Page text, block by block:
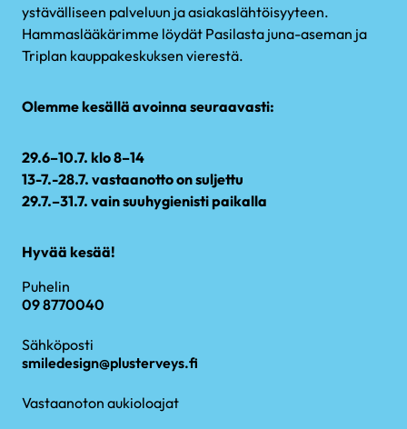
ystävälliseen palveluun ja asiakaslähtöisyyteen.
Hammaslääkärimme löydät Pasilasta juna-aseman ja
Triplan kauppakeskuksen vierestä.
Olemme kesällä avoinna seuraavasti:
29.6–10.7. klo 8–14
13-7.-28.7. vastaanotto on suljettu
29.7.–31.7. vain suuhygienisti paikalla
Hyvää kesää!
Puhelin
09 8770040
Sähköposti
smiledesign@plusterveys.fi
Vastaanoton aukioloajat